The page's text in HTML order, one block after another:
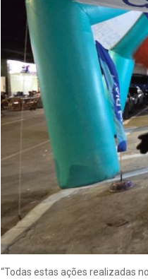
“Todas estas ações realizadas